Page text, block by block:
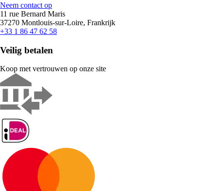
Neem contact op
11 rue Bernard Maris
37270 Montlouis-sur-Loire, Frankrijk
+33 1 86 47 62 58
Veilig betalen
Koop met vertrouwen op onze site